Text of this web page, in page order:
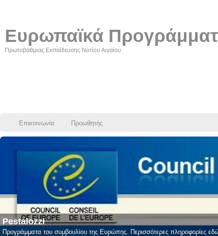
Ευρωπαϊκά
Πρωτοβάθμιας Εκπαίδευσης Νοτίου Αιγαίου
Επικοινωνία Προωθητής
Pestalozzi
Προγράμματα του συμβουλίου της Ευρώπης. Περισσότερες πληροφορίες